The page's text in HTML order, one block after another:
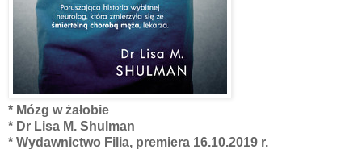
* Mózg w żałobie
* Dr Lisa M. Shulman
* Wydawnictwo Filia, premiera 16.10.2019 r.